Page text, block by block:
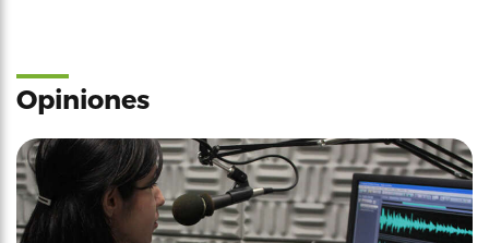
Opiniones